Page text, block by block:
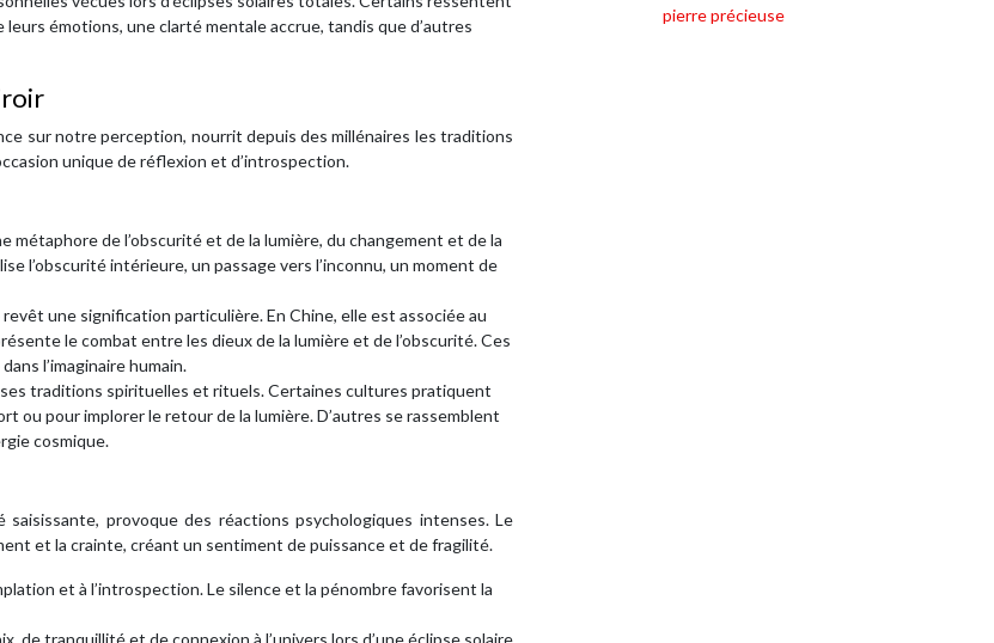
émotions, une clarté mentale accrue, tandis que d’autres
sur notre perception, nourrit depuis des millénaires les traditions
unique de réflexion et d’introspection.
de l’obscurité et de la lumière, du changement et de la
l’obscurité intérieure, un passage vers l’inconnu, un moment de
une signification particulière. En Chine, elle est associée au
le combat entre les dieux de la lumière et de l’obscurité. Ces
l’imaginaire humain.
traditions spirituelles et rituels. Certaines cultures pratiquent
ou pour implorer le retour de la lumière. D’autres se rassemblent
cosmique.
provoque des réactions psychologiques intenses. Le
et la crainte, créant un sentiment de puissance et de fragilité.
et à l’introspection. Le silence et la pénombre favorisent la
de tranquillité et de connexion à l’univers lors d’une éclipse solaire
pierre précieuse